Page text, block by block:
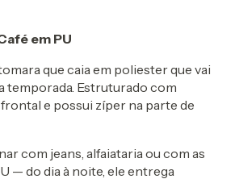
em PU
que caia em poliester que vai
temporada. Estruturado com
e possui zíper na parte de
com jeans, alfaiataria ou com as
— do dia à noite, ele entrega